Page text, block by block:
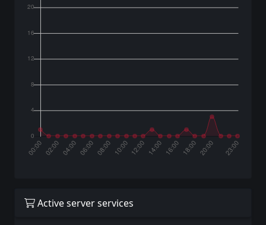
Active server services